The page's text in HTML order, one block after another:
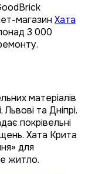
магазин Хата
3 000
матеріалів
Львові та Дніпрі.
покрівельні
Хата Крита
для
житло.